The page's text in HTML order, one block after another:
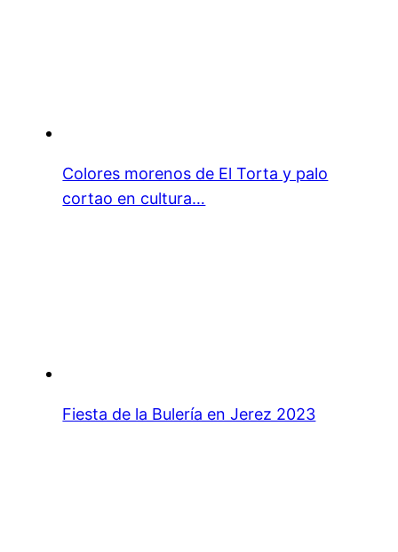
Colores morenos de El Torta y palo
cortao en cultura…
Fiesta de la Bulería en Jerez 2023